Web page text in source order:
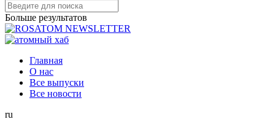
Больше результатов
Главная
О нас
Все выпуски
Все новости
ru